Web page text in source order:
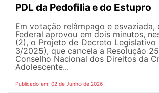
PDL da Pedofilia e do Estupro
Em votação relâmpago e esvaziada,
Federal aprovou em dois minutos,
(2), o Projeto de Decreto Legislativo
3/2025), que cancela a Resolução
Conselho Nacional dos Direitos da
Adolescente...
Publicado em: 02 de Junho de 2026